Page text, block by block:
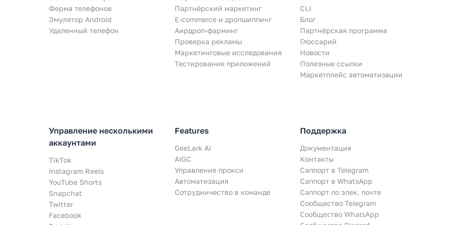
Ферма телефонов
Эмулятор Android
Удаленный телефон
Управление несколькими
аккаунтами
TikTok
Instagram Reels
YouTube Shorts
Snapchat
Twitter
Facebook
Партнёрский маркетинг
E-commerce и дропшиппинг
Аирдроп-фарминг
Проверка рекламы
Маркетинговые исследования
Тестирование приложений
Features
GeeLark AI
AIGC
Управление прокси
Автоматизация
Сотрудничество в команде
CLI
Блог
Партнёрская программа
Глоссарий
Новости
Полезные ссылки
Маркетплейс автоматизации
Поддержка
Документация
Контакты
Саппорт в Telegram
Саппорт в WhatsApp
Саппорт по элек. почте
Сообщество Telegram
Сообщество WhatsApp